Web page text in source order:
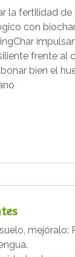
la fertilidad
con
frente al
bien el
mejóralo: